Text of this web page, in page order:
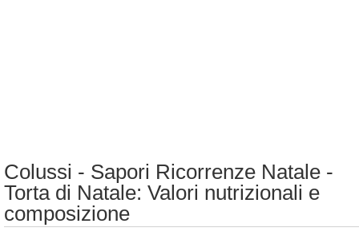
Colussi - Sapori Ricorrenze Natale -
Torta di Natale: Valori nutrizionali e
composizione